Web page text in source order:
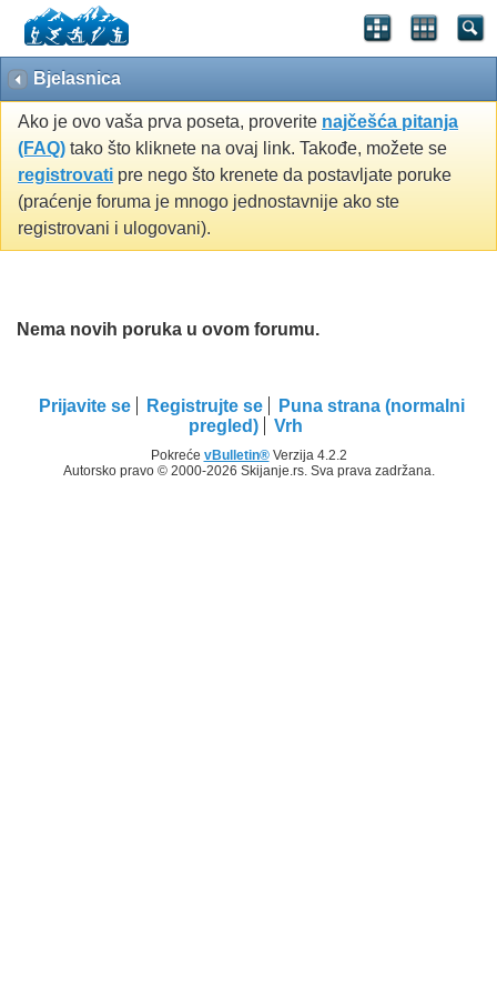
Bjelasnica
Ako je ovo vaša prva poseta, proverite najčešća pitanja
(FAQ) tako što kliknete na ovaj link. Takođe, možete se
registrovati pre nego što krenete da postavljate poruke
(praćenje foruma je mnogo jednostavnije ako ste
registrovani i ulogovani).
Nema novih poruka u ovom forumu.
Prijavite se Registrujte se
Puna strana (normalni
pregled)
Vrh
Pokreće vBulletin®Verzija 4.2.2
Autorsko pravo © 2000-2026 Skijanje.rs. Sva prava zadržana.